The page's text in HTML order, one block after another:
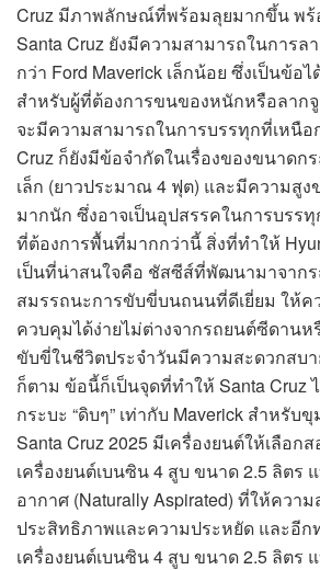
Cruz มีภาพลักษณ์ที่พร้อมลุยมากขึ้น พร้
Santa Cruz ยังมีความสามารถในการล
กว่า Ford Maverick เล็กน้อย ซึ่งเป็นข้อ
สำหรับผู้ที่ต้องการขนของหนักหรือลาก
จะมีความสามารถในการบรรทุกที่เหนือ
Cruz ก็ยังมีข้อจำกัดในเรื่องของขนาดก
เล็ก (ยาวประมาณ 4 ฟุต) และมีความสูง
มากนัก ซึ่งอาจเป็นอุปสรรคในการบรรทุ
ที่ต้องการพื้นที่มากกว่านี้ สิ่งที่ทำให้
เป็นที่น่าสนใจคือ ชัสซีส์ที่พัฒนามาจาก
สมรรถนะการขับขี่บนถนนที่ดีเยี่ยม ให้
ควบคุมได้ง่ายไม่ต่างจากรถยนต์ซีดานห
ขับขี่ในชีวิตประจำวันมีความสะดวกสบา
ก็ตาม ข้อนี้ก็เป็นจุดที่ทำให้ Santa Cruz
กระบะ “ดิบๆ” เท่ากับ Maverick สำหรับ
Santa Cruz 2025 มีเครื่องยนต์ให้เลือก
เครื่องยนต์เบนซิน 4 สูบ ขนาด 2.5 ลิตร
อากาศ (Naturally Aspirated) ที่ให้ควา
ประสิทธิภาพและความประหยัด และอีก
เครื่องยนต์เบนซิน 4 สูบ ขนาด 2.5 ลิตร